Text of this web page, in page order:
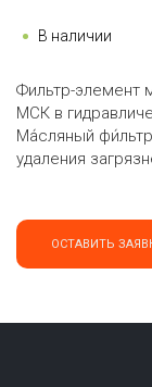
В наличии
Фильтр-элемент
МСК в
Ма́сляный
удаления
ОСТАВИТЬ